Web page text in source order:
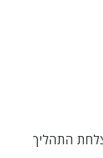
התהליך